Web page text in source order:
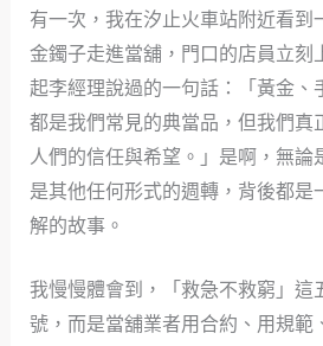
有一次，我在汐止火車站附近看到
金鐲子走進當舖，門口的店員立刻
起李經理說過的一句話：「黃金、
都是我們常見的典當品，但我們真
人們的信任與希望。」是啊，無論
是其他任何形式的週轉，背後都是
解的故事。
我慢慢體會到，「救急不救窮」這
號，而是當舖業者用合約、用規範